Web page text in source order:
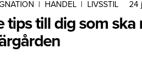
| HANDEL | LIVSSTIL 24
tips till dig som ska